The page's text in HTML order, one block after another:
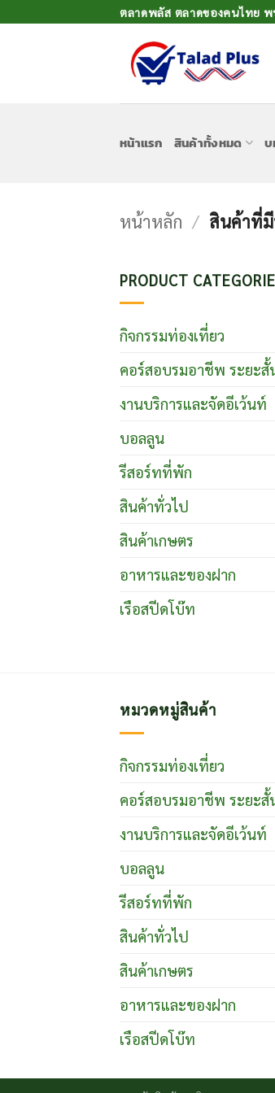
ตลาดพลัส ตลาดของคนไทย พ
หน้าแรก สินค้าทั้งหมด บ
หน้าหลัก / สินค้าที่
PRODUCT
กิจกรรมท่องเที่ยว
คอร์สอบรมอาชีพ ระยะสั้
งานบริการและจัดอีเว้นท์
บอลลูน
รีสอร์ทที่พัก
สินค้าทั่วไป
สินค้าเกษตร
อาหารและของฝาก
เรือสปีดโบ๊ท
หมวดหมู่สินค้า
กิจกรรมท่องเที่ยว
คอร์สอบรมอาชีพ ระยะสั้
งานบริการและจัดอีเว้นท์
บอลลูน
รีสอร์ทที่พัก
สินค้าทั่วไป
สินค้าเกษตร
อาหารและของฝาก
เรือสปีดโบ๊ท